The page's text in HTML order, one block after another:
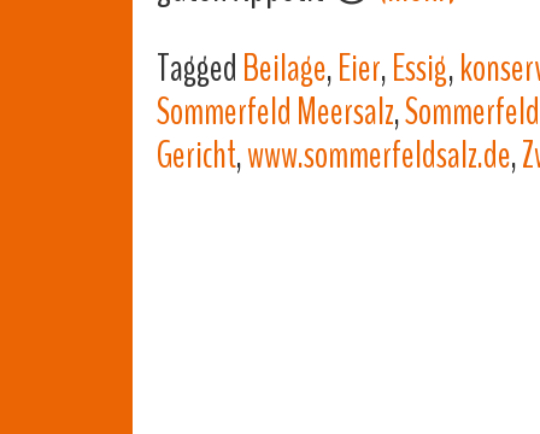
TaggedBeilage,Eier,Essig,
Sommerfeld Meersalz,
Gericht,www.sommerfeldsalz.de,